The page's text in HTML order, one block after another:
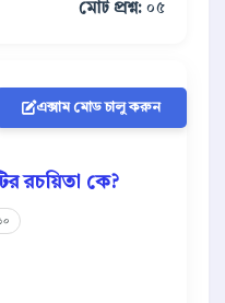
মোট প্রশ্ন: ০৫
এক্সাম মোড চালু করুন
রচয়িতা কে?